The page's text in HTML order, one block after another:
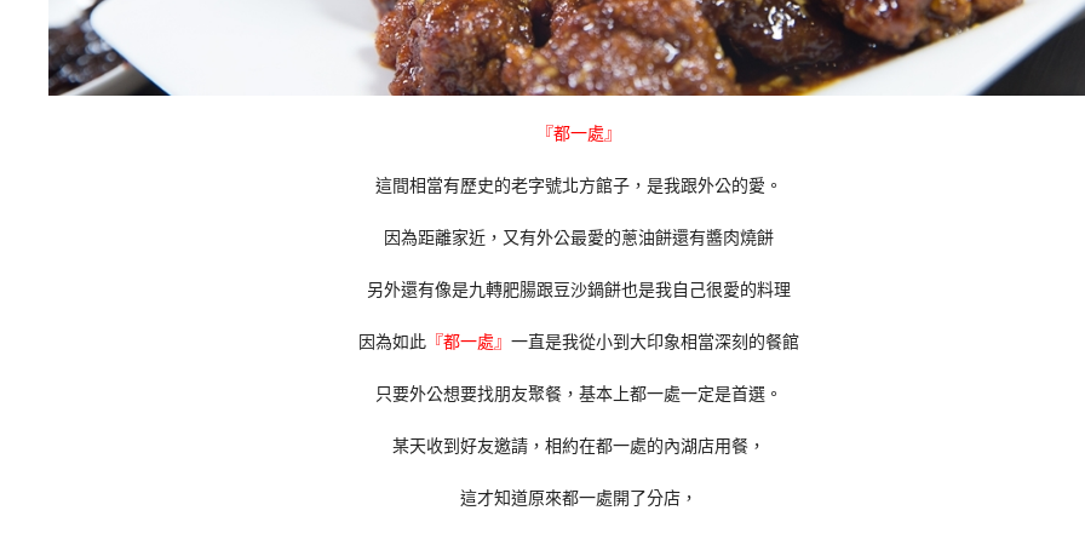
『都一處』
這間相當有歷史的老字號北方館子，是我跟外公的愛。
因為距離家近，又有外公最愛的蔥油餅還有醬肉燒餅
另外還有像是九轉肥腸跟豆沙鍋餅也是我自己很愛的料理
因為如此『都一處』 一直是我從小到大印象相當深刻的餐館
只要外公想要找朋友聚餐，基本上都一處一定是首選。
某天收到好友邀請，相約在都一處的內湖店用餐，
這才知道原來都一處開了分店，